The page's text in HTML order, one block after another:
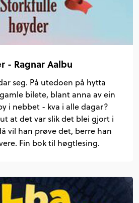
- Ragnar Aalbu
seg. På utedoen på hytta
bilete, blant anna av ein
i nebbet - kva i alle dagar?
at det var slik det blei gjort i
vil han prøve det, berre han
Fin bok til høgtlesing.